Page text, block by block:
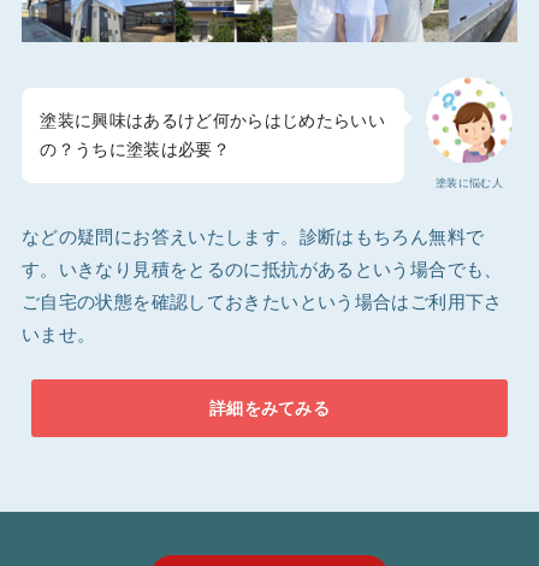
塗装に悩む人
塗装に興味はあるけど何からはじめたらいい
の？うちに塗装は必要？
などの疑問にお答えいたします。診断はもちろん無料で
す。いきなり見積をとるのに抵抗があるという場合でも、
ご自宅の状態を確認しておきたいという場合はご利用下さ
いませ。
詳細をみてみる